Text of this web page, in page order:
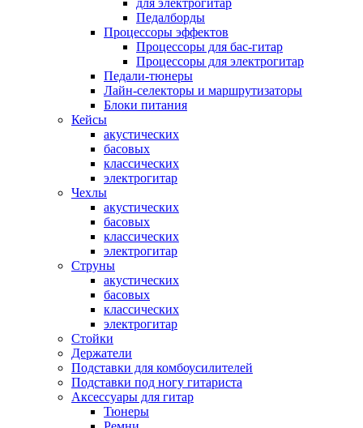
для электрогитар
Педалборды
Процессоры эффектов
Процессоры для бас-гитар
Процессоры для электрогитар
Педали-тюнеры
Лайн-селекторы и маршрутизаторы
Блоки питания
Кейсы
акустических
басовых
классических
электрогитар
Чехлы
акустических
басовых
классических
электрогитар
Струны
акустических
басовых
классических
электрогитар
Стойки
Держатели
Подставки для комбоусилителей
Подставки под ногу гитариста
Аксессуары для гитар
Тюнеры